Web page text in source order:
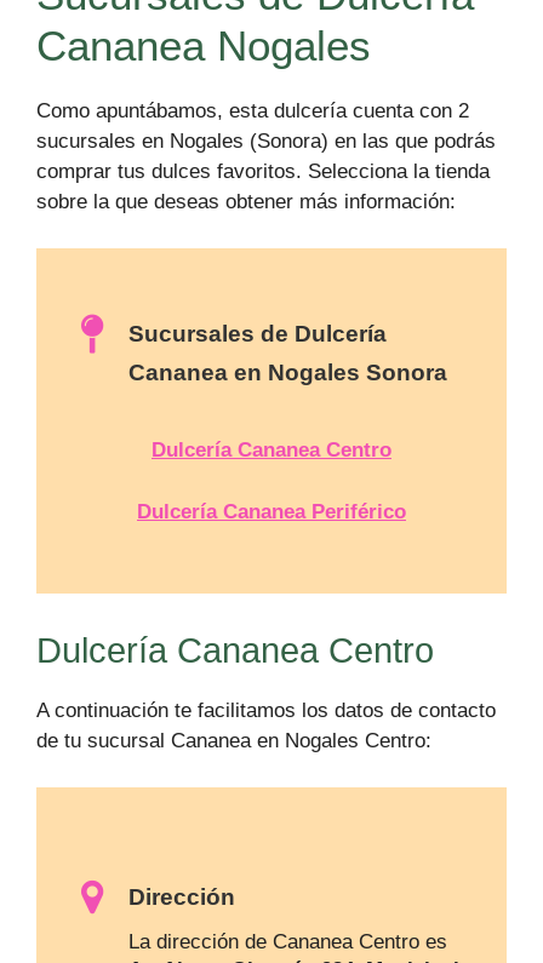
Cananea Nogales
Como apuntábamos, esta dulcería cuenta con 2
sucursales en Nogales (Sonora) en las que podrás
comprar tus dulces favoritos. Selecciona la tienda
sobre la que deseas obtener más información:
Sucursales de Dulcería
Cananea en Nogales Sonora
Dulcería Cananea Centro
Dulcería Cananea Periférico
Dulcería Cananea Centro
A continuación te facilitamos los datos de contacto
de tu sucursal Cananea en Nogales Centro:
Dirección
La dirección de Cananea Centro es